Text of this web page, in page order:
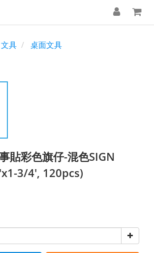
文具 桌面文具
貼彩色旗仔-混色SIGN
3/4', 120pcs)